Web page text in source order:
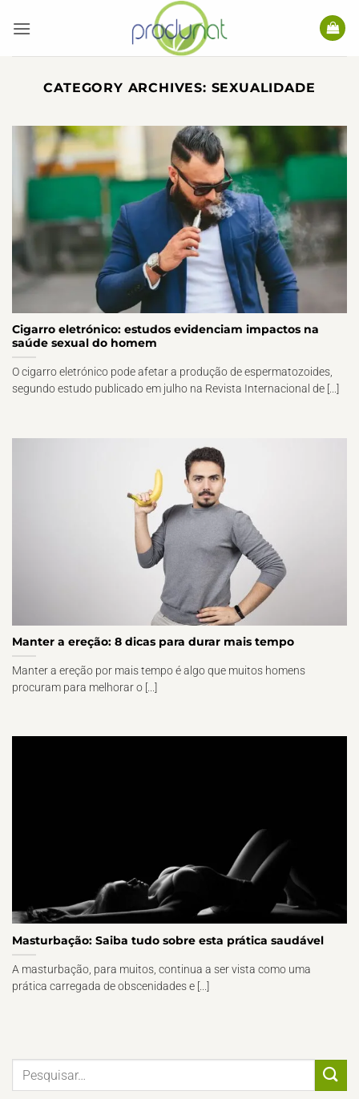
CATEGORY ARCHIVES: SEXUALIDADE
Cigarro eletrónico: estudos evidenciam impactos na
saúde sexual do homem
O cigarro eletrónico pode afetar a produção de espermatozoides,
segundo estudo publicado em julho na Revista Internacional de [...]
Manter a ereção: 8 dicas para durar mais tempo
Manter a ereção por mais tempo é algo que muitos homens
procuram para melhorar o [...]
Masturbação: Saiba tudo sobre esta prática saudável
A masturbação, para muitos, continua a ser vista como uma
prática carregada de obscenidades e [...]